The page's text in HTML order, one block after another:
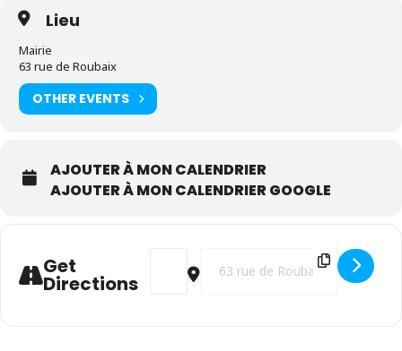
Lieu
Mairie
63 rue de Roubaix
OTHER EVENTS
AJOUTER À MON CALENDRIER
AJOUTER À MON CALENDRIER GOOGLE
Get
Directions
Address - Permanence Iléo [yuhiehcer]
Destination Address -